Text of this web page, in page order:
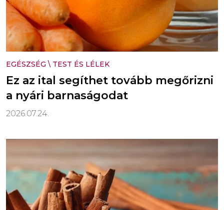
EGÉSZSÉG \ TEST ÉS LÉLEK
Ez az ital segíthet tovább megőrizni
a nyári barnaságodat
2026.07.24.